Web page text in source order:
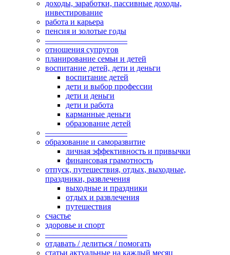
доходы, заработки, пассивные доходы,
инвестирование
работа и карьера
пенсия и золотые годы
——————————
отношения супругов
планирование семьи и детей
воспитание детей, дети и деньги
воспитание детей
дети и выбор профессии
дети и деньги
дети и работа
карманные деньги
образование детей
——————————
образование и саморазвитие
личная эффективность и привычки
финансовая грамотность
отпуск, путешествия, отдых, выходные,
праздники, развлечения
выходные и праздники
отдых и развлечения
путешествия
счастье
здоровье и спорт
——————————
отдавать / делиться / помогать
статьи актуальные на каждый месяц